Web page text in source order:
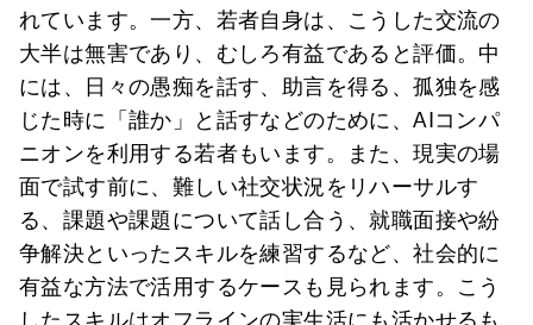
れています。一方、若者自身は、こうした交流の
大半は無害であり、むしろ有益であると評価。中
には、日々の愚痴を話す、助言を得る、孤独を感
じた時に「誰か」と話すなどのために、AIコンパ
ニオンを利用する若者もいます。また、現実の場
面で試す前に、難しい社交状況をリハーサルす
る、課題や課題について話し合う、就職面接や紛
争解決といったスキルを練習するなど、社会的に
有益な方法で活用するケースも見られます。こう
したスキルはオフラインの実生活にも活かせるも